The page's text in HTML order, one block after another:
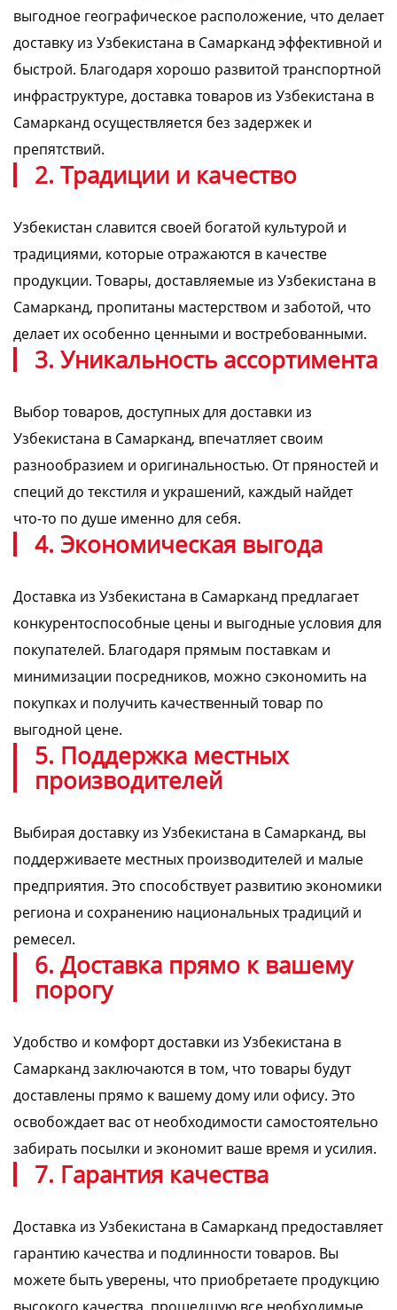
выгодное географическое расположение, что делает
доставку из Узбекистана в Самарканд эффективной и
быстрой. Благодаря хорошо развитой транспортной
инфраструктуре, доставка товаров из Узбекистана в
Самарканд осуществляется без задержек и
препятствий.
2. Традиции и качество
Узбекистан славится своей богатой культурой и
традициями, которые отражаются в качестве
продукции. Товары, доставляемые из Узбекистана в
Самарканд, пропитаны мастерством и заботой, что
делает их особенно ценными и востребованными.
3. Уникальность ассортимента
Выбор товаров, доступных для доставки из
Узбекистана в Самарканд, впечатляет своим
разнообразием и оригинальностью. От пряностей и
специй до текстиля и украшений, каждый найдет
что-то по душе именно для себя.
4. Экономическая выгода
Доставка из Узбекистана в Самарканд предлагает
конкурентоспособные цены и выгодные условия для
покупателей. Благодаря прямым поставкам и
минимизации посредников, можно сэкономить на
покупках и получить качественный товар по
выгодной цене.
5. Поддержка местных
производителей
Выбирая доставку из Узбекистана в Самарканд, вы
поддерживаете местных производителей и малые
предприятия. Это способствует развитию экономики
региона и сохранению национальных традиций и
ремесел.
6. Доставка прямо к вашему
порогу
Удобство и комфорт доставки из Узбекистана в
Самарканд заключаются в том, что товары будут
доставлены прямо к вашему дому или офису. Это
освобождает вас от необходимости самостоятельно
забирать посылки и экономит ваше время и усилия.
7. Гарантия качества
Доставка из Узбекистана в Самарканд предоставляет
гарантию качества и подлинности товаров. Вы
можете быть уверены, что приобретаете продукцию